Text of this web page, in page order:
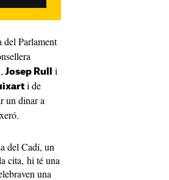
del Parlament
, Josep Rull i
i de
un dinar a
del Cadí, un
cita, hi té una
una